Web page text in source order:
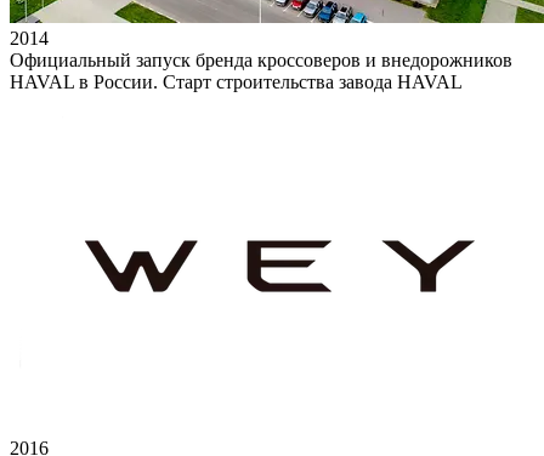
2014
Официальный запуск бренда кроссоверов и внедорожников
HAVAL в России. Старт строительства завода HAVAL
2016